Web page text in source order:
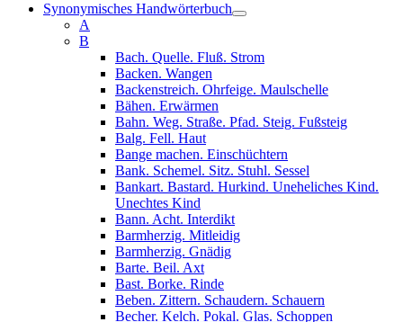
Synonymisches Handwörterbuch
A
B
Bach. Quelle. Fluß. Strom
Backen. Wangen
Backenstreich. Ohrfeige. Maulschelle
Bähen. Erwärmen
Bahn. Weg. Straße. Pfad. Steig. Fußsteig
Balg. Fell. Haut
Bange machen. Einschüchtern
Bank. Schemel. Sitz. Stuhl. Sessel
Bankart. Bastard. Hurkind. Uneheliches Kind.
Unechtes Kind
Bann. Acht. Interdikt
Barmherzig. Mitleidig
Barmherzig. Gnädig
Barte. Beil. Axt
Bast. Borke. Rinde
Beben. Zittern. Schaudern. Schauern
Becher. Kelch. Pokal. Glas. Schoppen